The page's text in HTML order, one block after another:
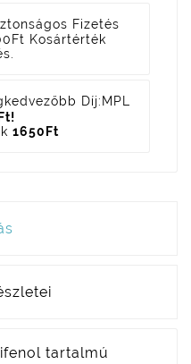
Fizetés
Kosártérték
Díj: MPL
1650Ft
tartalmú